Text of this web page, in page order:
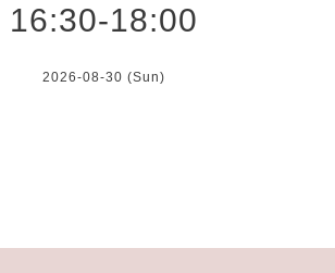
16:30-18:00
2026-08-30 (Sun)